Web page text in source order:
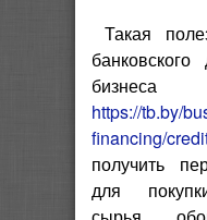
Такая
https://tb.by/
financing/
получить
для